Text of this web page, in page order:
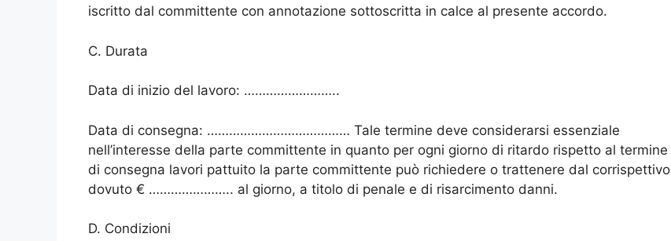
iscritto dal committente con annotazione sottoscritta in calce al presente accordo.
C. Durata
Data di inizio del lavoro: ……………………..
Data di consegna: ………………………………… Tale termine deve considerarsi essenziale
nell’interesse della parte committente in quanto per ogni giorno di ritardo rispetto al termine
di consegna lavori pattuito la parte committente può richiedere o trattenere dal corrispettivo
dovuto € ………………….. al giorno, a titolo di penale e di risarcimento danni.
D. Condizioni